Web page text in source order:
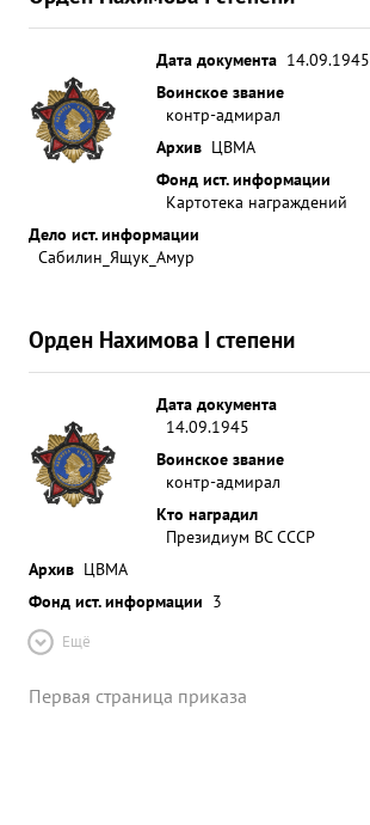
Дата документа 14.09.1945
Воинское звание
контр-адмирал
Архив ЦВМА
Фонд ист. информации
Картотека награждений
Дело ист. информации
Сабилин_Ящук_Амур
Орден Нахимова I степени
Дата документа
14.09.1945
Воинское звание
контр-адмирал
Кто наградил
Президиум ВС СССР
Архив ЦВМА
Фонд ист. информации 3
Ещё
Первая страница приказа